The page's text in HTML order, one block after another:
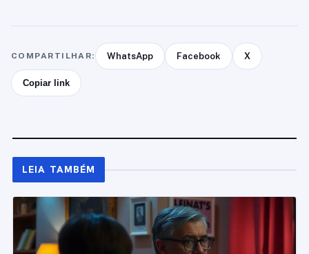
COMPARTILHAR: WhatsApp Facebook X
Copiar link
LEIA TAMBÉM